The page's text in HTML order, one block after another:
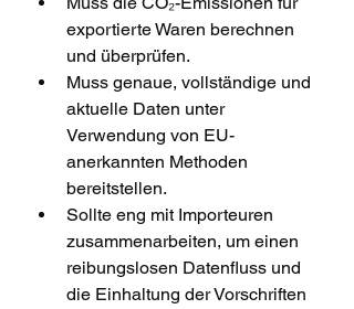
exportierte Waren berechnen
und überprüfen.
Muss genaue, vollständige und
aktuelle Daten unter
Verwendung von EU-
anerkannten Methoden
bereitstellen.
Sollte eng mit Importeuren
zusammenarbeiten, um einen
reibungslosen Datenfluss und
die Einhaltung der Vorschriften